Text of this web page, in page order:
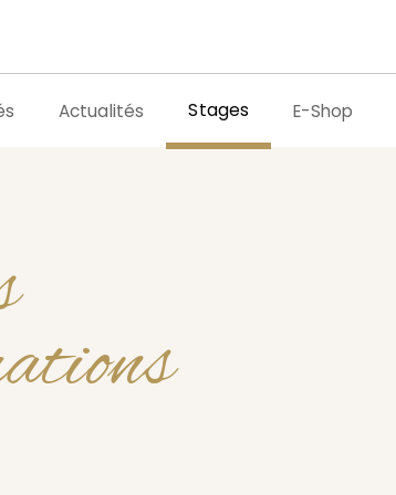
Actualités Stages E-Shop